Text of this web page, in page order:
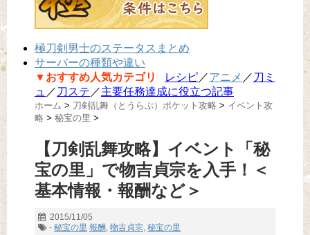
極刀剣男士のステータスまとめ
サーバーの種類や違い
▼おすすめ人気カテゴリ
レシピ／アニメ ／ 刀ミ
ュ ／ 刀ステ ／主要任務達成に役立つ記事
ホーム > 刀剣乱舞（とうらぶ）ポケット攻略 > イベント攻
略 > 秘宝の里 >
【刀剣乱舞攻略】イベント「秘
宝の里」で物吉貞宗を入手！＜
基本情報・報酬など＞
2015/11/05
- 秘宝の里 報酬, 物吉貞宗, 秘宝の里